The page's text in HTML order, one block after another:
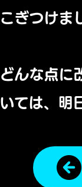
こぎつけま
どんな点に
いては、明